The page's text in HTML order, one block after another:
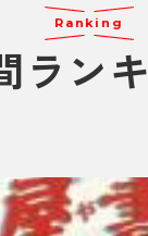
Ranking
ラン